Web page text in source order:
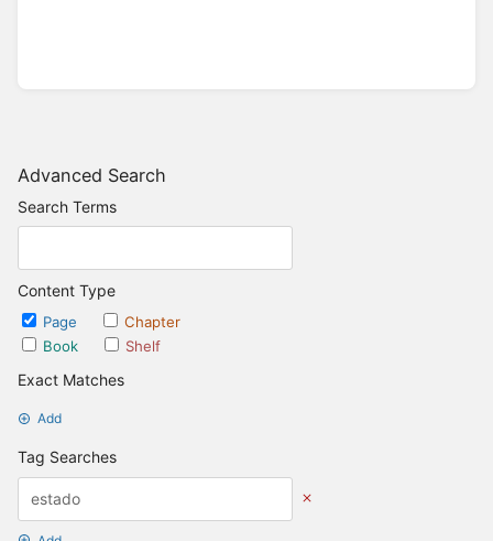
Advanced Search
Search Terms
Content Type
Page
Chapter
Book
Shelf
Exact Matches
Add
Tag Searches